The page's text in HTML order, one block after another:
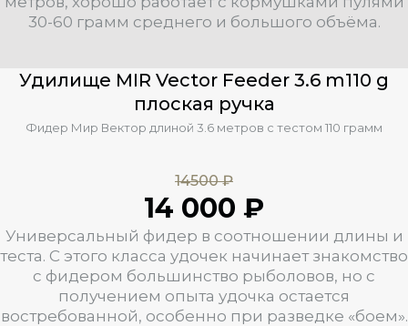
30-60 грамм среднего и большого объёма.
Удилище MIR Vector Feeder 3.6 m110 g
плоская ручка
Фидер Мир Вектор длиной 3.6 метров с тестом 110 грамм
14500 ₽
14 000 ₽
Универсальный фидер в соотношении длины и
теста. С этого класса удочек начинает знакомство
с фидером большинство рыболовов, но с
получением опыта удочка остается
востребованной, особенно при разведке «боем».